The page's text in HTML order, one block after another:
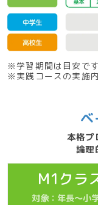
※学習期間は目安で
※実践コースの実施
ベ
本格プ
論理
M1クラ
対象：年長〜小